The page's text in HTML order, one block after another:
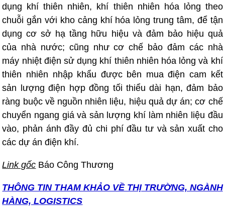
dụng khí thiên nhiên, khí thiên nhiên hóa lỏng theo
chuỗi gắn với kho cảng khí hóa lỏng trung tâm, để tận
dụng cơ sở hạ tầng hữu hiệu và đảm bảo hiệu quả
của nhà nước; cũng như cơ chế bảo đảm các nhà
máy nhiệt điện sử dụng khí thiên nhiên hóa lỏng và khí
thiên nhiên nhập khẩu được bên mua điện cam kết
sản lượng điện hợp đồng tối thiểu dài hạn, đảm bảo
ràng buộc về nguồn nhiên liệu, hiệu quả dự án; cơ chế
chuyển ngang giá và sản lượng khí làm nhiên liệu đầu
vào, phản ánh đầy đủ chi phí đầu tư và sản xuất cho
các dự án điện khí.
Link gốc Báo Công Thương
THÔNG TIN THAM KHẢO VỀ THỊ TRƯỜNG, NGÀNH
HÀNG, LOGISTICS